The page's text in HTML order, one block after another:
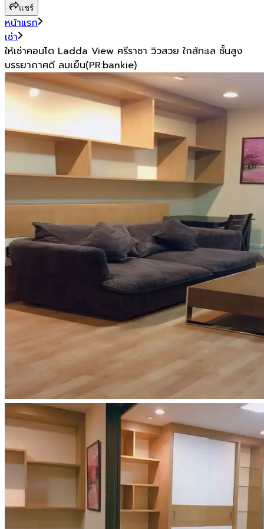
แชร์
หน้าแรก
เช่า
ให้เช่าคอนโด Ladda View ศรีราชา วิวสวย ใกล้ทะเล ชั้นสูง
บรรยากาศดี ลมเย็น(PR:bankie)